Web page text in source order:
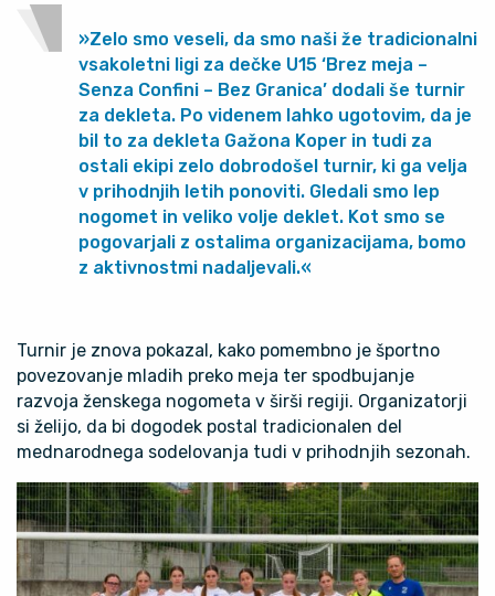
»Zelo smo veseli, da smo naši že tradicionalni
vsakoletni ligi za dečke U15 ‘Brez meja –
Senza Confini – Bez Granica’ dodali še turnir
za dekleta. Po videnem lahko ugotovim, da je
bil to za dekleta Gažona Koper in tudi za
ostali ekipi zelo dobrodošel turnir, ki ga velja
v prihodnjih letih ponoviti. Gledali smo lep
nogomet in veliko volje deklet. Kot smo se
pogovarjali z ostalima organizacijama, bomo
z aktivnostmi nadaljevali.«
Turnir je znova pokazal, kako pomembno je športno
povezovanje mladih preko meja ter spodbujanje
razvoja ženskega nogometa v širši regiji. Organizatorji
si želijo, da bi dogodek postal tradicionalen del
mednarodnega sodelovanja tudi v prihodnjih sezonah.